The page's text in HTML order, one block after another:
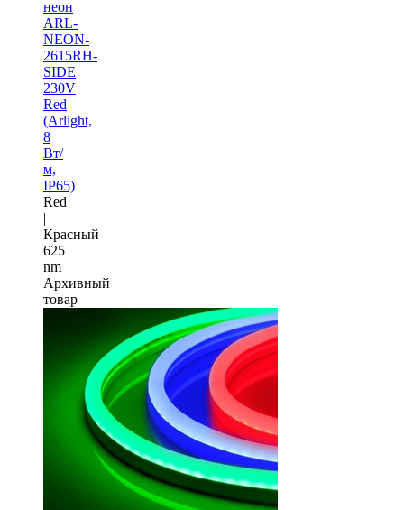
неон
ARL-
NEON-
2615RH-
SIDE
230V
Red
(Arlight,
8
Вт/
м,
IP65)
Red
|
Красный
625
nm
Архивный
товар